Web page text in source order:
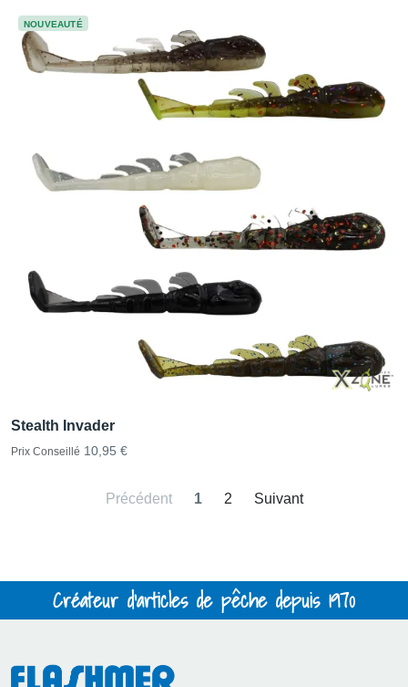
NOUVEAUTÉ
Stealth Invader
Prix Conseillé 10,95 €
Précédent 1 2 Suivant
Créateur d'articles de pêche depuis 1970